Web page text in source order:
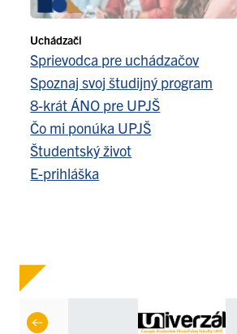
Uchádzači
Sprievodca pre uchádzačov
Spoznaj svoj študijný program
8-krát ÁNO pre UPJŠ
Čo mi ponúka UPJŠ
Študentský život
E-prihláška